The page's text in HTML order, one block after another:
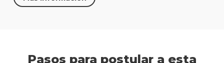
Pasos para postular a esta